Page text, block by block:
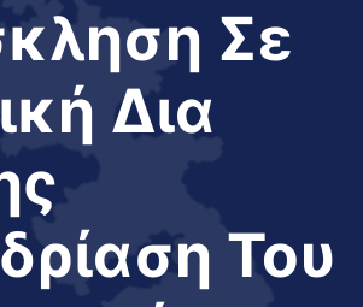
Σε
Δια
Του